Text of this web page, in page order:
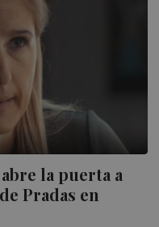
la puerta a
Pradas en